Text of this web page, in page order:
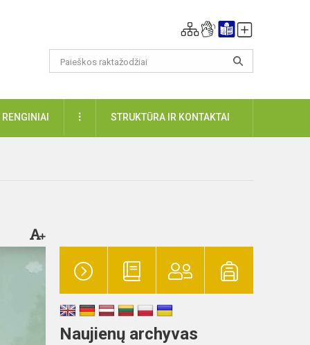
RENGINIAI DAUGIAUSTRUKTŪRA IR KONTAKTAI
Naujienų archyvas